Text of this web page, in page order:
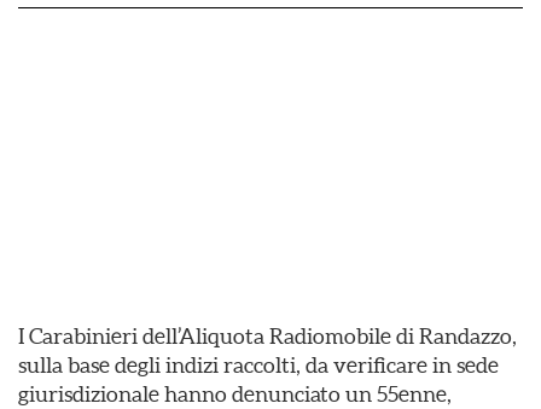
I Carabinieri dell’Aliquota Radiomobile di Randazzo,
sulla base degli indizi raccolti, da verificare in sede
giurisdizionale hanno denunciato un 55enne,